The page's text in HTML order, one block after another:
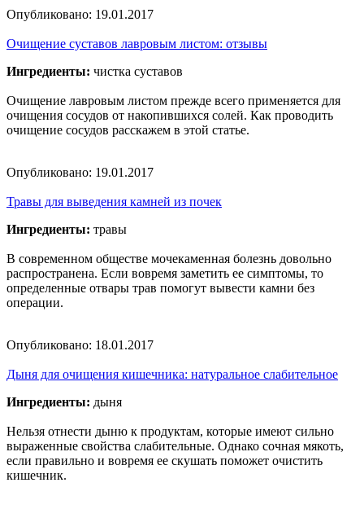
Опубликовано: 19.01.2017
Очищение суставов лавровым листом: отзывы
Ингредиенты: чистка суставов
Очищение лавровым листом прежде всего применяется для
очищения сосудов от накопившихся солей. Как проводить
очищение сосудов расскажем в этой статье.
Опубликовано: 19.01.2017
Травы для выведения камней из почек
Ингредиенты: травы
В современном обществе мочекаменная болезнь довольно
распространена. Если вовремя заметить ее симптомы, то
определенные отвары трав помогут вывести камни без
операции.
Опубликовано: 18.01.2017
Дыня для очищения кишечника: натуральное слабительное
Ингредиенты: дыня
Нельзя отнести дыню к продуктам, которые имеют сильно
выраженные свойства слабительные. Однако сочная мякоть,
если правильно и вовремя ее скушать поможет очистить
кишечник.